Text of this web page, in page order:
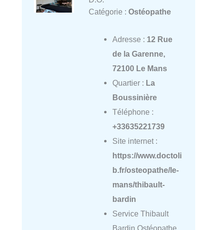
Catégorie : Ostéopathe
Adresse : 12 Rue
de la Garenne,
72100 Le Mans
Quartier : La
Boussinière
Téléphone :
+33635221739
Site internet :
https://www.doctoli
b.fr/osteopathe/le-
mans/thibault-
bardin
Service Thibault
Bardin Ostéopathe